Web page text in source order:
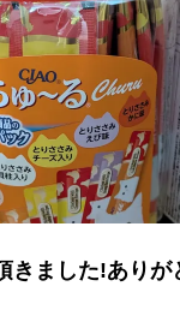
きました!ありが